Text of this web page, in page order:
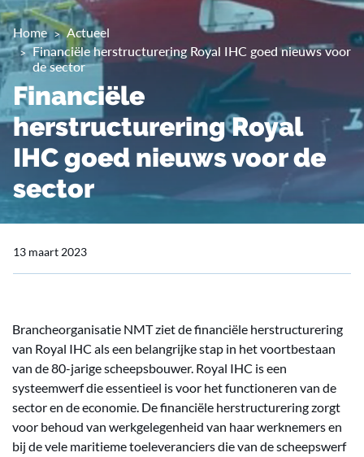
Home
Actueel
Financiële herstructurering Royal IHC goed nieuws voor
de sector
Financiële
herstructurering Royal
IHC goed nieuws voor de
sector
13 maart 2023
Brancheorganisatie NMT ziet de financiële herstructurering
van Royal IHC als een belangrijke stap in het voortbestaan
van de 80-jarige scheepsbouwer. Royal IHC is een
systeemwerf die essentieel is voor het functioneren van de
sector en de economie. De financiële herstructurering zorgt
voor behoud van werkgelegenheid van haar werknemers en
bij de vele maritieme toeleveranciers die van de scheepswerf